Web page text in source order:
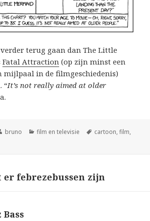
terug gaan dan The Little
Fatal Attraction (op zijn minst een
mijlpaal in de filmgeschiedenis)
“It’s not really aimed at older
Auteur
bruno Categorieën
film en televisie Tags
cartoon,film,
er febrezebussen zijn
Bass